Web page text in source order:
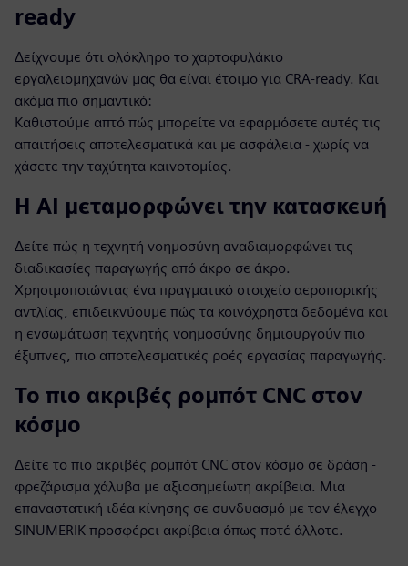
ready
Δείχνουμε ότι ολόκληρο το χαρτοφυλάκιο
εργαλειομηχανών μας θα είναι έτοιμο για CRA-ready. Και
ακόμα πιο σημαντικό:
Καθιστούμε απτό πώς μπορείτε να εφαρμόσετε αυτές τις
απαιτήσεις αποτελεσματικά και με ασφάλεια - χωρίς να
χάσετε την ταχύτητα καινοτομίας.
Η AI μεταμορφώνει την κατασκευή
Δείτε πώς η τεχνητή νοημοσύνη αναδιαμορφώνει τις
διαδικασίες παραγωγής από άκρο σε άκρο.
Χρησιμοποιώντας ένα πραγματικό στοιχείο αεροπορικής
αντλίας, επιδεικνύουμε πώς τα κοινόχρηστα δεδομένα και
η ενσωμάτωση τεχνητής νοημοσύνης δημιουργούν πιο
έξυπνες, πιο αποτελεσματικές ροές εργασίας παραγωγής.
Το πιο ακριβές ρομπότ CNC στον
κόσμο
Δείτε το πιο ακριβές ρομπότ CNC στον κόσμο σε δράση -
φρεζάρισμα χάλυβα με αξιοσημείωτη ακρίβεια. Μια
επαναστατική ιδέα κίνησης σε συνδυασμό με τον έλεγχο
SINUMERIK προσφέρει ακρίβεια όπως ποτέ άλλοτε.